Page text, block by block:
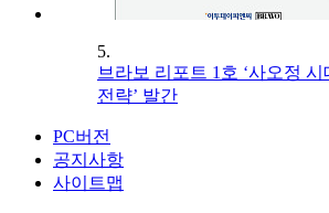
5.
브라보 리포트 1호 ‘사오정 시
전략’ 발간
PC버전
공지사항
사이트맵